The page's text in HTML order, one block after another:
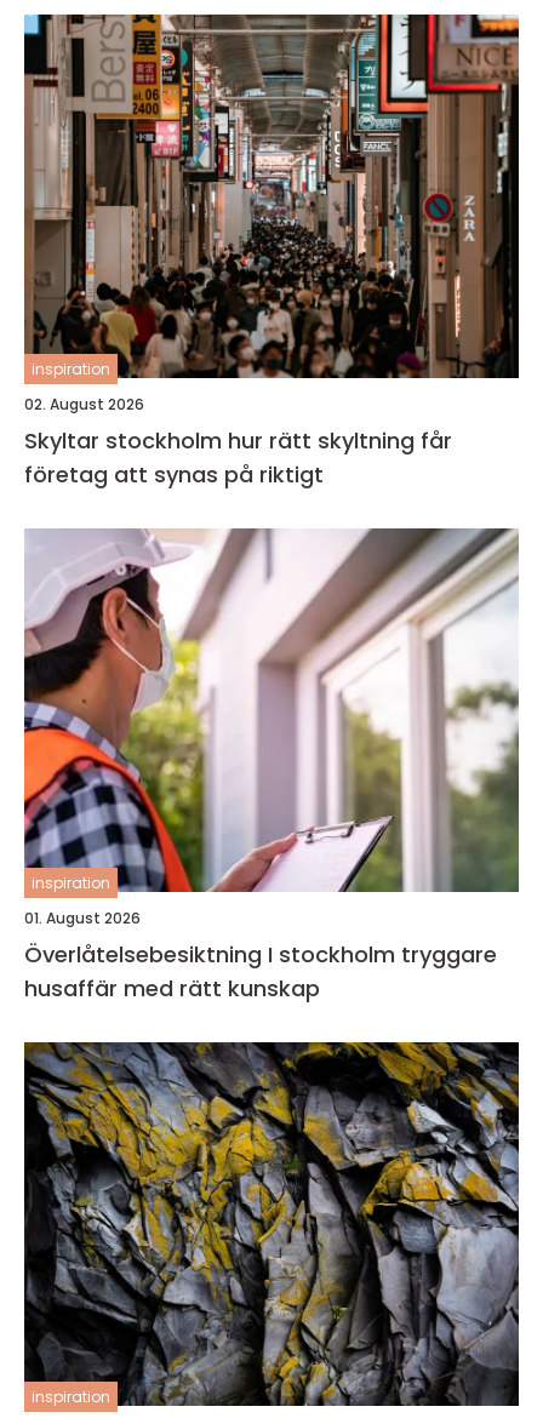
inspiration
02. August 2026
Skyltar stockholm hur rätt skyltning får
företag att synas på riktigt
inspiration
01. August 2026
Överlåtelsebesiktning I stockholm tryggare
husaffär med rätt kunskap
inspiration